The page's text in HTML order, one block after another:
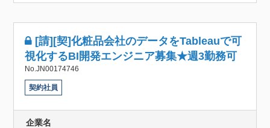
[請][契]化粧品会社のデータをTableauで可
視化するBI開発エンジニア募集★週3勤務可
No.JN00174746
契約社員
企業名